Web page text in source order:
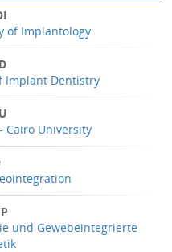
of Implantology
Implant Dentistry
Cairo University
und Gewebeintegrierte